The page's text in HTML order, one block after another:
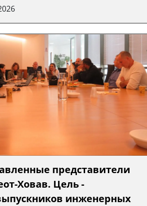
представители
Ховав. Цель -
инженерных